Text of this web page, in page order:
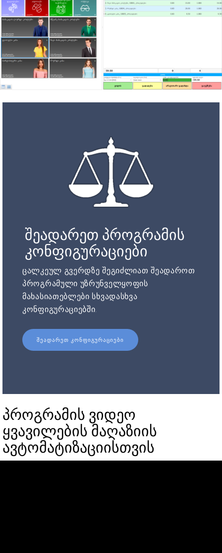
შეადარეთ პროგრამის
კონფიგურაციები
ცალკეულ გვერდზე შეგიძლიათ შეადაროთ
პროგრამული უზრუნველყოფის
მახასიათებლები სხვადასხვა
კონფიგურაციებში.
ᲨᲔᲐᲓᲐᲠᲔᲗ ᲙᲝᲜᲤᲘᲒᲣᲠᲐᲪᲘᲔᲑᲘ
პროგრამის ვიდეო
ყვავილების მაღაზიის
ავტომატიზაციისთვის